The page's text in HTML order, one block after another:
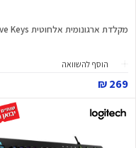
מקלדת ארגונומית אלחוטית Wave Keys
הוסף להשוואה
269 ₪